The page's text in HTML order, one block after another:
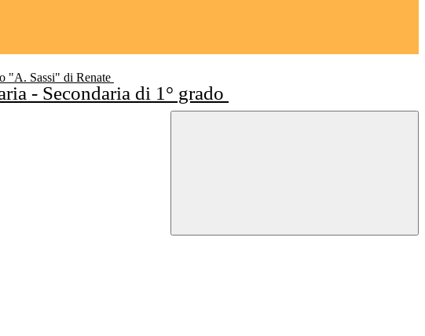
"A. Sassi" di Renate
- Secondaria di 1° grado